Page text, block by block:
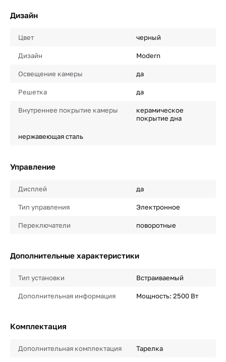
Дизайн
Цвет черный
Дизайн Modern
Освещение камеры да
Решетка да
Внутреннее покрытие камеры
керамическое
покрытие дна
нержавеющая сталь
Управление
Дисплей да
Тип управления Электронное
Переключатели поворотные
Дополнительные характеристики
Тип установки Встраиваемый
Дополнительная информация Мощность: 2500 Вт
Комплектация
Дополнительная комплектация Тарелка